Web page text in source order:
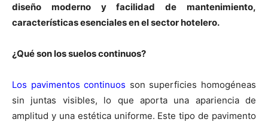
diseño moderno y facilidad de mantenimiento,
características esenciales en el sector hotelero.
¿Qué son los suelos continuos?
Los pavimentos continuos son superficies homogéneas
sin juntas visibles, lo que aporta una apariencia de
amplitud y una estética uniforme. Este tipo de pavimento